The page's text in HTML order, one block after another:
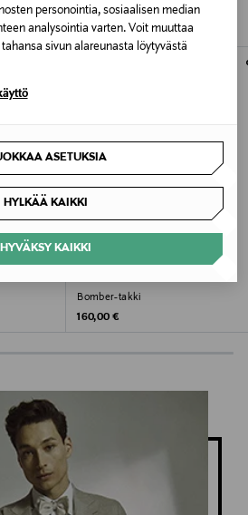
personointia, sosiaalisen median
analysointia varten. Voit muuttaa
sivun alareunasta löytyvästä
ASETUKSIA
HYLKÄÄ KAIKKI
HYVÄKSY KAIKKI
Bomber-takki
Original Price
160,00 €